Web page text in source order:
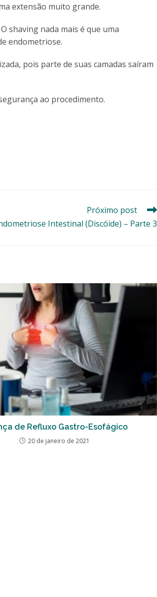
extensão muito grande.
shaving nada mais é que uma
endometriose.
pois parte de suas camadas saíram
ao procedimento.
Próximo post
Intestinal (Discóide) – Parte 3
de Refluxo Gastro-Esofágico
20 de janeiro de 2021